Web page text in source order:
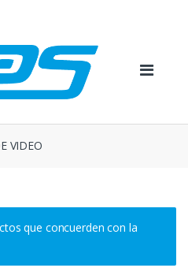
VIDEO
que concuerden con la